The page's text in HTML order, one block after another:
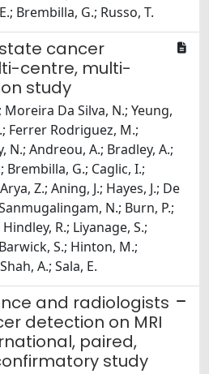
Brembilla, G.; Russo, T.
cancer
centre, multi-
study
Moreira Da Silva, N.; Yeung,
Ferrer Rodriguez, M.;
N.; Andreou, A.; Bradley, A.;
Brembilla, G.; Caglic, I.;
Z.; Aning, J.; Hayes, J.; De
N.; Burn, P.;
R.; Liyanage, S.;
S.; Hinton, M.;
A.; Sala, E.
and radiologists
detection on MRI
paired,
study